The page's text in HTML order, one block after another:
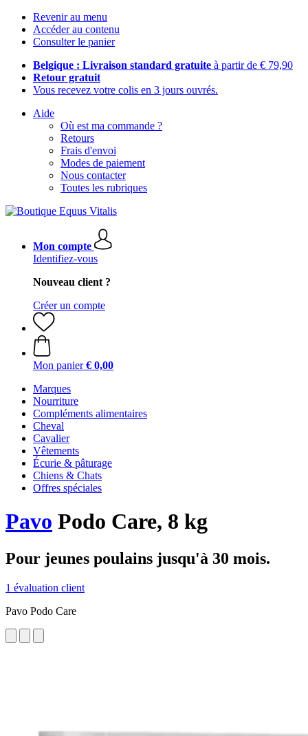
Revenir au menu
Accéder au contenu
Consulter le panier
Belgique : Livraison standard gratuite à partir de € 79,90
Retour gratuit
Vous recevez votre colis en 3 jours ouvrés.
Aide
Où est ma commande ?
Retours
Frais d'envoi
Modes de paiement
Nous contacter
Toutes les rubriques
Mon compte
Identifiez-vous
Nouveau client ?
Créer un compte
Mon panier € 0,00
Marques
Nourriture
Compléments alimentaires
Cheval
Cavalier
Vêtements
Écurie & pâturage
Chiens & Chats
Offres spéciales
Pavo Podo Care, 8 kg
Pour jeunes poulains jusqu'à 30 mois.
1 évaluation client
Pavo Podo Care